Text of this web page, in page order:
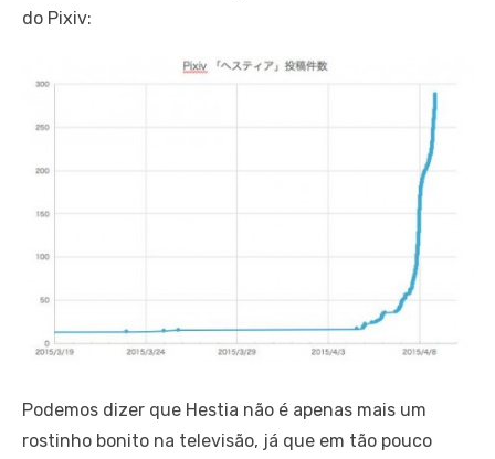
do Pixiv:
Podemos dizer que Hestia não é apenas mais um
rostinho bonito na televisão, já que em tão pouco